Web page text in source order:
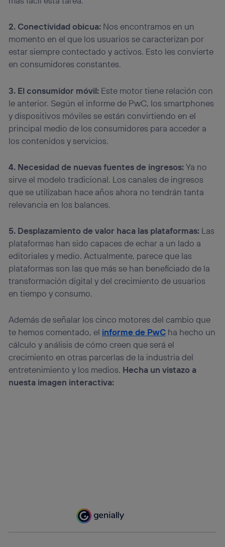
2. Conectividad obicua: Nos encontramos en un
momento en el que los usuarios se caracterizan por
estar siempre contectado y activos. Esto les convierte
en consumidores constantes.
3. El consumidor móvil: Este motor tiene relación con
le anterior. Según el informe de PwC, los smartphones
y dispositivos móviles se están convirtiendo en el
principal medio de los consumidores para acceder a
los contenidos y servicios.
4. Necesidad de nuevas fuentes de ingresos:Ya no
sirve el modelo tradicional. Los canales de ingresos
que se utilizaban hace años ahora no tendrán tanta
relevancia en los balances.
5. Desplazamiento de valor haca las plataformas: Las
plataformas han sido capaces de echar a un lado a
editoriales y medio. Actualmente, parece que las
plataformas son las que más se han beneficiado de la
transformación digital y del crecimiento de usuarios
en tiempo y consumo.
Además de señalar los cinco motores del cambio que
te hemos comentado, el informe de PwC ha hecho un
cálculo y análisis de cómo creen que será el
crecimiento en otras parcerlas de la industria del
entretenimiento y los medios. Hecha un vistazo a
nuesta imagen interactiva: